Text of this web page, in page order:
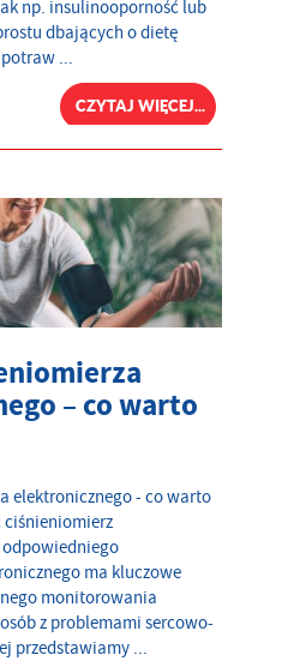
np. insulinooporność lub
dbających o dietę
...
CZYTAJ WIĘCEJ...
– co warto
elektronicznego - co warto
ciśnieniomierz
ma kluczowe
monitorowania
z problemami sercowo-
przedstawiamy ...